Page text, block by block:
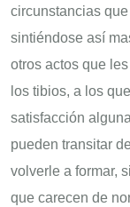
circunstancias
sintiéndose así
otros actos que
los tibios, a los
satisfacción
pueden transitar
volverle a formar,
que carecen de